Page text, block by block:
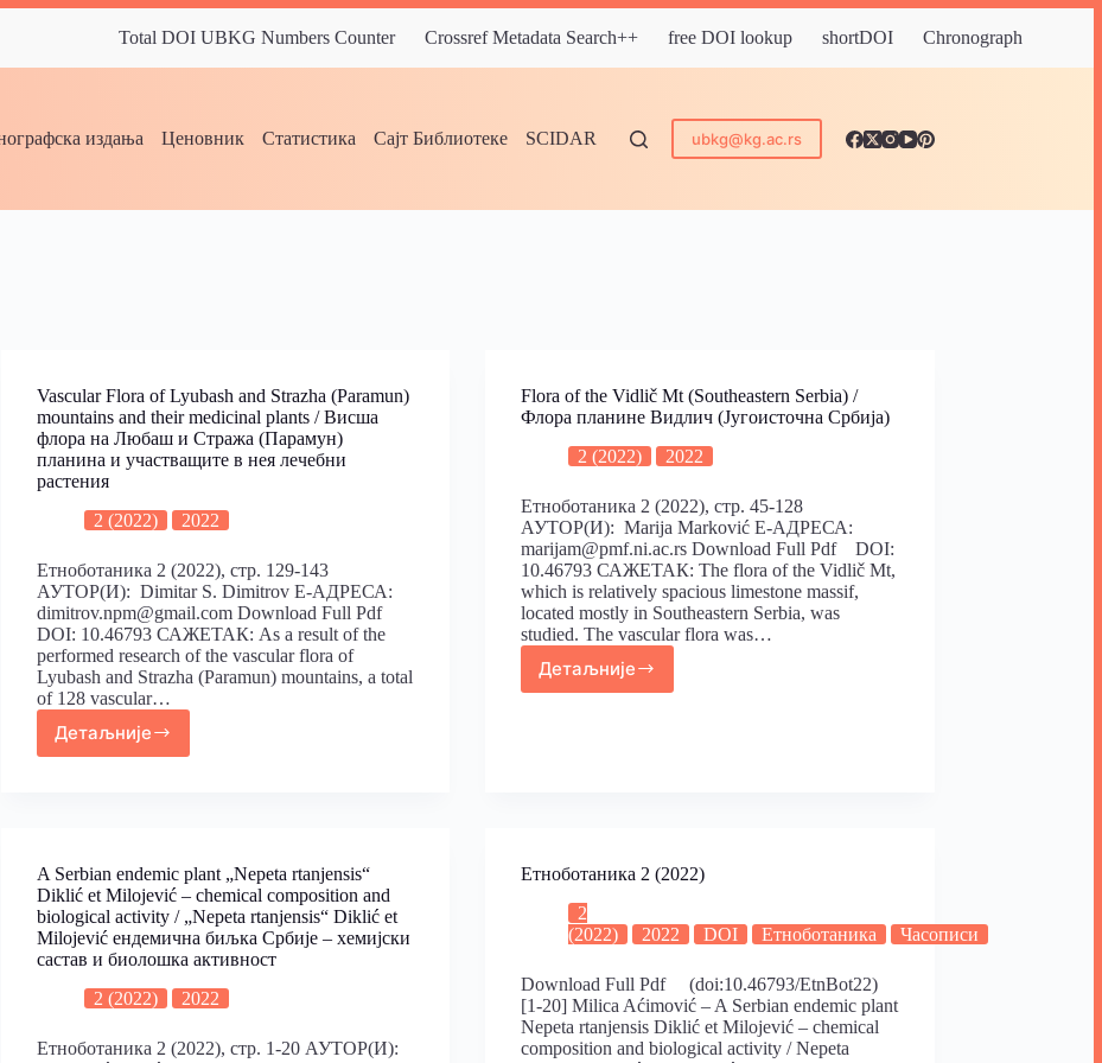
Total DOI UBKG Numbers Counter Crossref Metadata Search++ free DOI lookup shortDOI Chronograph
издања Ценовник Статистика Сајт Библиотеке SCIDAR ubkg@kg.ac.rs
Vascular Flora of Lyubash and Strazha (Paramun)
mountains and their medicinal plants / Висша
флора на Любаш и Стража (Парамун)
планина и участващите в нея лечебни
растения
2 (2022)
2022
Етноботаника 2 (2022), стр. 129-143
АУТОР(И): Dimitar S. Dimitrov Е-АДРЕСА:
dimitrov.npm@gmail.com Download Full Pdf
DOI: 10.46793 САЖЕТАК: As a result of the
performed research of the vascular flora of
Lyubash and Strazha (Paramun) mountains, a total
of 128 vascular…
Детаљније
Flora of the Vidlič Mt (Southeastern Serbia) /
Флора планине Видлич (Југоисточна Србија)
2 (2022)
2022
Етноботаника 2 (2022), стр. 45-128
АУТОР(И): Marija Marković Е-АДРЕСА:
marijam@pmf.ni.ac.rs Download Full Pdf DOI:
10.46793 САЖЕТАК: The flora of the Vidlič Mt,
which is relatively spacious limestone massif,
located mostly in Southeastern Serbia, was
studied. The vascular flora was…
Детаљније
A Serbian endemic plant „Nepeta rtanjensis“
Diklić et Milojević – chemical composition and
biological activity / „Nepeta rtanjensis“ Diklić et
Milojević ендемична биљка Србије – хемијски
састав и биолошка активност
2 (2022)
2022
Етноботаника 2 (2022), стр. 1-20 АУТОР(И):
Етноботаника 2 (2022)
2
(2022)
2022 DOI Eтноботаника Часописи
Download Full Pdf (doi:10.46793/EtnBot22)
[1-20] Milica Aćimović – A Serbian endemic plant
Nepeta rtanjensis Diklić et Milojević – chemical
composition and biological activity / Nepeta